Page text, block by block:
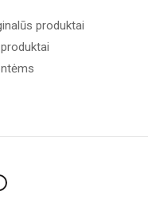
produktai